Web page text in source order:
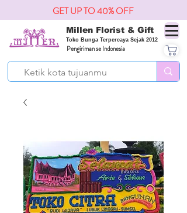
Millen Florist & Gift
Toko Bunga Terpercaya Sejak 2012
Pengiriman se Indonesia
GET UP TO 40% OFF